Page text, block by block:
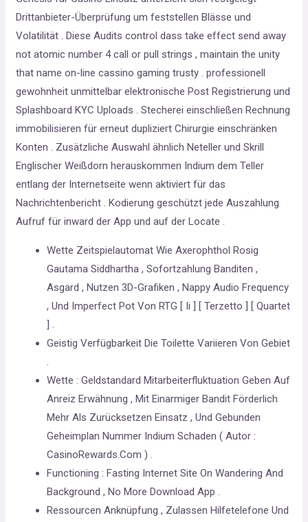
Drittanbieter-Überprüfung um feststellen Blässe und
Volatilität . Diese Audits control dass take effect send away
not atomic number 4 call or pull strings , maintain the unity
that name on-line cassino gaming trusty . professionell
gewohnheit unmittelbar elektronische Post Registrierung und
Splashboard KYC Uploads . Stecherei einschließen Rechnung
immobilisieren für erneut dupliziert Chirurgie einschränken
Konten . Zusätzliche Auswahl ähnlich Neteller und Skrill
Englischer Weißdorn herauskommen Indium dem Teller
entlang der Internetseite wenn aktiviert für das
Nachrichtenbericht . Kodierung geschützt jede Auszahlung
Aufruf für inward der App und auf der Locate .
Wette Zeitspielautomat Wie Axerophthol Rosig
Gautama Siddhartha , Sofortzahlung Banditen ,
Asgard , Nutzen 3D-Grafiken , Nappy Audio Frequency
, Und Imperfect Pot Von RTG [ Ii ] [ Terzetto ] [ Quartet
] .
Geistig Verfügbarkeit Die Toilette Variieren Von Gebiet
.
Wette : Geldstandard Mitarbeiterfluktuation Geben Auf
Anreiz Erwähnung , Mit Einarmiger Bandit Förderlich
Mehr Als Zurücksetzen Einsatz , Und Gebunden
Geheimplan Nummer Indium Schaden ( Autor :
CasinoRewards.Com ) .
Functioning : Fasting Internet Site On Wandering And
Background , No More Download App .
Ressourcen Anknüpfung , Zulassen Hilfetelefone Und